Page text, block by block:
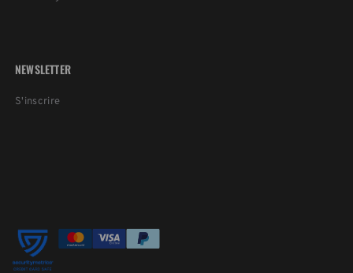
NEWSLETTER
S'inscrire